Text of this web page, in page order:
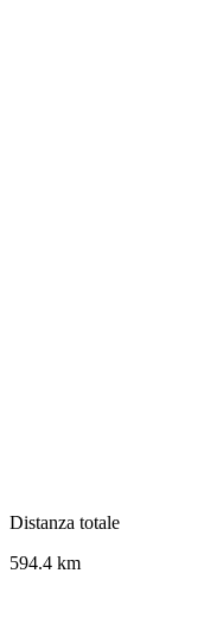
Distanza totale
594.4 km